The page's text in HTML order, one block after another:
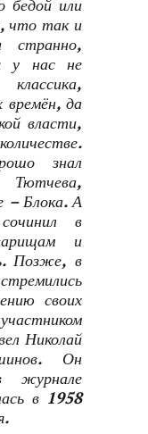
бедой или
что так и
у нас не
времён, да
власти,
знал
– Блока. А
в
и
Позже, в
своих
Николай
Он
журнале
в 1958